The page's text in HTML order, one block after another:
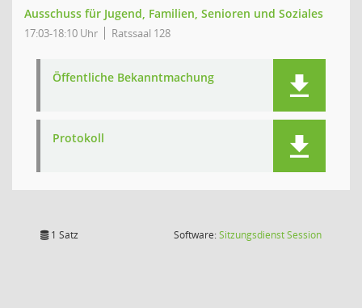
Ausschuss für Jugend, Familien, Senioren und Soziales
17:03-18:10 Uhr Ratssaal 128
Öffentliche Bekanntmachung
Protokoll
1 Satz Software:SitzungsdienstSession(Wird in